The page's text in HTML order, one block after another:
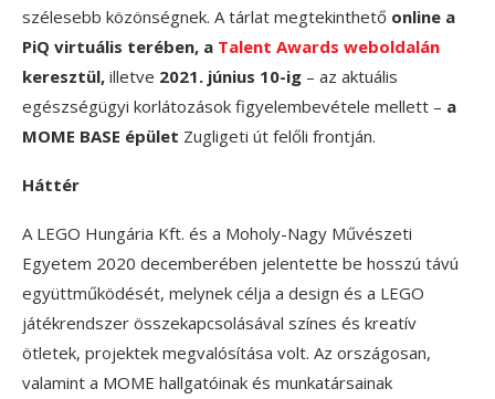
szélesebb közönségnek. A tárlat megtekinthető online a
PiQ virtuális terében, a Talent Awards weboldalán
keresztül, illetve 2021. június 10-ig – az aktuális
egészségügyi korlátozások figyelembevétele mellett – a
MOME BASE épület Zugligeti út felőli frontján.
Háttér
A LEGO Hungária Kft. és a Moholy-Nagy Művészeti
Egyetem 2020 decemberében jelentette be hosszú távú
együttműködését, melynek célja a design és a LEGO
játékrendszer összekapcsolásával színes és kreatív
ötletek, projektek megvalósítása volt. Az országosan,
valamint a MOME hallgatóinak és munkatársainak